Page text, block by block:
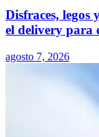
Disfraces, legos
el delivery para
agosto 7, 2026